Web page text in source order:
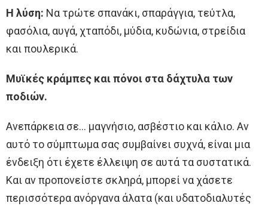
Η λύση: Να τρώτε σπανάκι, σπαράγγια, τεύτλα,
φασόλια, αυγά, χταπόδι, μύδια, κυδώνια, στρείδια
και πουλερικά.
Μυϊκές κράμπες και πόνοι στα δάχτυλα των
ποδιών.
Ανεπάρκεια σε… μαγνήσιο, ασβέστιο και κάλιο. Αν
αυτό το σύμπτωμα σας συμβαίνει συχνά, είναι μια
ένδειξη ότι έχετε έλλειψη σε αυτά τα συστατικά.
Και αν προπονείστε σκληρά, μπορεί να χάσετε
περισσότερα ανόργανα άλατα (και υδατοδιαλυτές